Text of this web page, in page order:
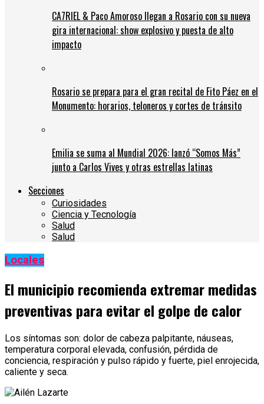
CA7RIEL & Paco Amoroso llegan a Rosario con su nueva
gira internacional: show explosivo y puesta de alto
impacto
Rosario se prepara para el gran recital de Fito Páez en el
Monumento: horarios, teloneros y cortes de tránsito
Emilia se suma al Mundial 2026: lanzó “Somos Más”
junto a Carlos Vives y otras estrellas latinas
Secciones
Curiosidades
Ciencia y Tecnología
Salud
Salud
Locales
El municipio recomienda extremar medidas
preventivas para evitar el golpe de calor
Los síntomas son: dolor de cabeza palpitante, náuseas,
temperatura corporal elevada, confusión, pérdida de
conciencia, respiración y pulso rápido y fuerte, piel enrojecida,
caliente y seca.